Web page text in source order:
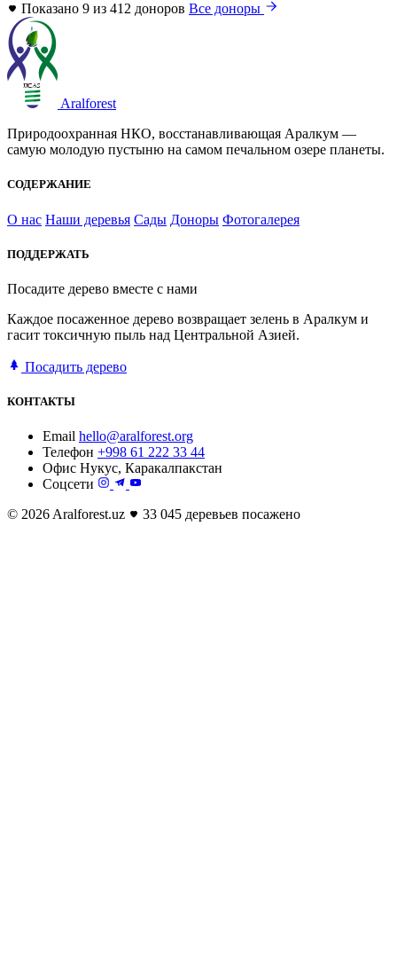
Показано 9 из 412 доноров Все доноры
Aralforest
Природоохранная НКО, восстанавливающая Аралкум —
самую молодую пустыню на самом печальном озере планеты.
СОДЕРЖАНИЕ
О нас Наши деревья Сады Доноры Фотогалерея
ПОДДЕРЖАТЬ
Посадите дерево вместе с нами
Каждое посаженное дерево возвращает зелень в Аралкум и
гасит токсичную пыль над Центральной Азией.
Посадить дерево
КОНТАКТЫ
Email hello@aralforest.org
Телефон +998 61 222 33 44
Офис Нукус, Каракалпакстан
Соцсети
© 2026 Aralforest.uz
33 045 деревьев посажено